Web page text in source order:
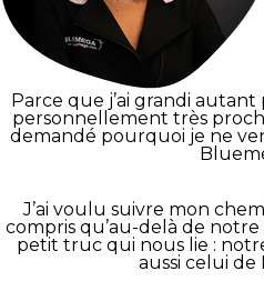
Parce que j’ai grandi
personnellement très
demandé pourquoi je ne
J’ai voulu suivre mon
compris qu’au-delà de
petit truc qui nous lie :
aussi celui de